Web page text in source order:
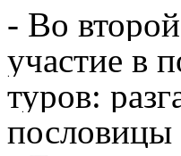
- Во
участие в
туров:
пословицы